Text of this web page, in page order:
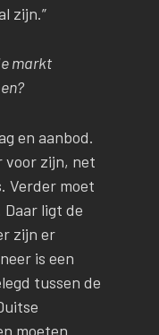
zijn.”
markt
en aanbod.
voor zijn, net
Verder moet
ligt de
zijn er
is een
tussen de
moeten